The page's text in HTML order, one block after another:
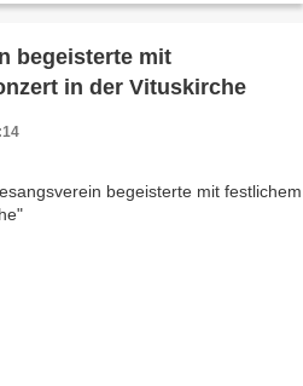
begeisterte mit
in der Vituskirche